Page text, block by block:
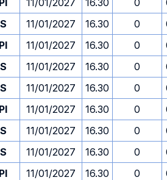
PI 11/01/2027 16.30 0
S 11/01/2027 16.30 0
PI 11/01/2027 16.30 0
S 11/01/2027 16.30 0
S 11/01/2027 16.30 0
PI 11/01/2027 16.30 0
S 11/01/2027 16.30 0
S 11/01/2027 16.30 0
PI 11/01/2027 16.30 0